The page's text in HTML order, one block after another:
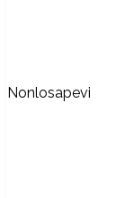
Nonlosapevi